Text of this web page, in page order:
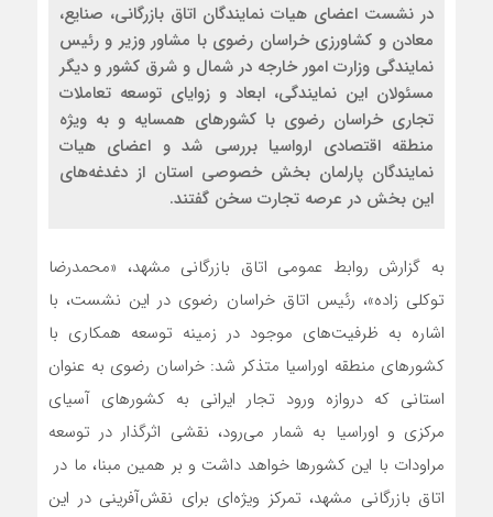
در نشست اعضای هیات نمایندگان اتاق بازرگانی، صنایع،
معادن و کشاورزی خراسان رضوی با مشاور وزیر و رئیس
نمایندگی وزارت امور خارجه در شمال و شرق کشور و دیگر
مسئولان این نمایندگی، ابعاد و زوایای توسعه تعاملات
تجاری خراسان رضوی با کشورهای همسایه و به ویژه
منطقه اقتصادی ارواسیا بررسی شد و اعضای هیات
نمایندگان پارلمان بخش خصوصی استان از دغدغه‌های
این بخش در عرصه تجارت سخن گفتند.
به گزارش روابط عمومی اتاق بازرگانی مشهد، «محمدرضا
توکلی زاده»، رئیس اتاق خراسان رضوی در این نشست، با
اشاره به ظرفیت‌های موجود در زمینه توسعه همکاری با
کشورهای منطقه اوراسیا متذکر شد: خراسان رضوی به عنوان
استانی که دروازه ورود تجار ایرانی به کشورهای آسیای
مرکزی و اوراسیا به شمار می‌رود، نقشی اثرگذار در توسعه
مراودات با این کشورها خواهد داشت و بر همین مبنا، ما در
اتاق بازرگانی مشهد، تمرکز ویژه‌ای برای نقش‌آفرینی در این